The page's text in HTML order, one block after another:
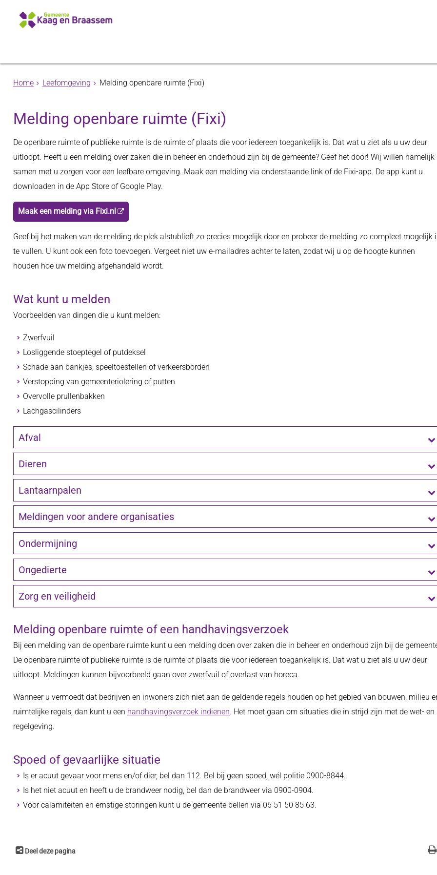
Home Leefomgeving Melding openbare ruimte (Fixi)
Melding openbare ruimte (Fixi)
De openbare ruimte of publieke ruimte is de ruimte of plaats die voor iedereen toegankelijk is. Dat wat u ziet als u uw deur
uitloopt. Heeft u een melding over zaken die in beheer en onderhoud zijn bij de gemeente? Geef het door! Wij willen namelijk
samen met u zorgen voor een leefbare omgeving. Maak een melding via onderstaande link of de Fixi-app. De app kunt u
downloaden in de App Store of Google Play.
Maak een melding via Fixi.nl
Geef bij het maken van de melding de plek alstublieft zo precies mogelijk door en probeer de melding zo compleet mogelijk
te vullen. U kunt ook een foto toevoegen. Vergeet niet uw e-mailadres achter te laten, zodat wij u op de hoogte kunnen
houden hoe uw melding afgehandeld wordt.
Wat kunt u melden
Voorbeelden van dingen die u kunt melden:
Zwerfvuil
Losliggende stoeptegel of putdeksel
Schade aan bankjes, speeltoestellen of verkeersborden
Verstopping van gemeenteriolering of putten
Overvolle prullenbakken
Lachgascilinders
Afval
Dieren
Lantaarnpalen
Meldingen voor andere organisaties
Ondermijning
Ongedierte
Zorg en veiligheid
Melding openbare ruimte of een handhavingsverzoek
Bij een melding van de openbare ruimte kunt u een melding doen over zaken die in beheer en onderhoud zijn bij de
De openbare ruimte of publieke ruimte is de ruimte of plaats die voor iedereen toegankelijk is. Dat wat u ziet als u uw deur
uitloopt. Meldingen kunnen bijvoorbeeld gaan over zwerfvuil of overlast van horeca.
Wanneer u vermoedt dat bedrijven en inwoners zich niet aan de geldende regels houden op het gebied van bouwen, milieu
ruimtelijke regels, dan kunt u een handhavingsverzoek indienen. Het moet gaan om situaties die in strijd zijn met de wet- en
regelgeving.
Spoed of gevaarlijke situatie
Is er acuut gevaar voor mens en/of dier, bel dan 112. Bel bij geen spoed, wél politie 0900-8844.
Is het niet acuut en heeft u de brandweer nodig, bel dan de brandweer via 0900-0904.
Voor calamiteiten en ernstige storingen kunt u de gemeente bellen via 06 51 50 85 63.
Deel deze pagina